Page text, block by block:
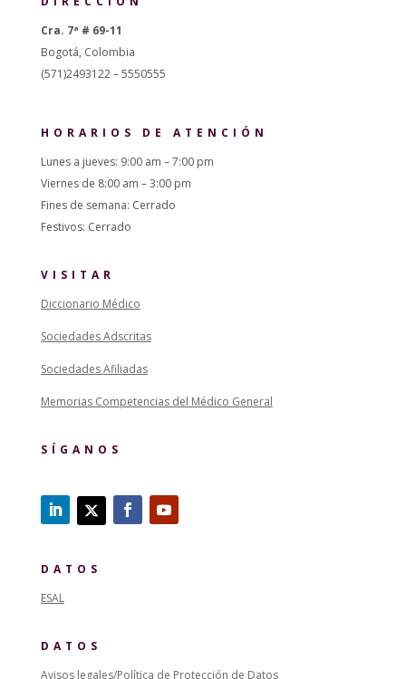
Cra. 7ª # 69-11
Bogotá, Colombia
(571)2493122 – 5550555
HORARIOS DE ATENCIÓN
Lunes a jueves: 9:00 am – 7:00 pm
Viernes de 8:00 am – 3:00 pm
Fines de semana: Cerrado
Festivos: Cerrado
VISITAR
Diccionario Médico
Sociedades Adscritas
Sociedades Afiliadas
Memorias Competencias del Médico General
SÍGANOS
DATOS
ESAL
DATOS
Avisos legales/Política de Protección de Datos